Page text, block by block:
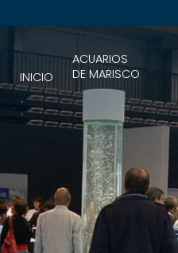
INICIO
ACUARIOS
DE MARISCO